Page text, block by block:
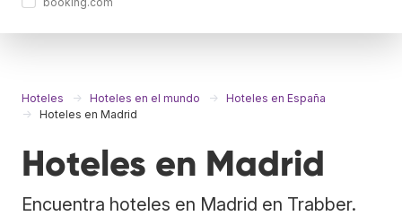
Hoteles Hoteles en el mundo
Hoteles en España
Hoteles en Madrid
Hoteles en Madrid
Encuentra hoteles en Madrid en Trabber.